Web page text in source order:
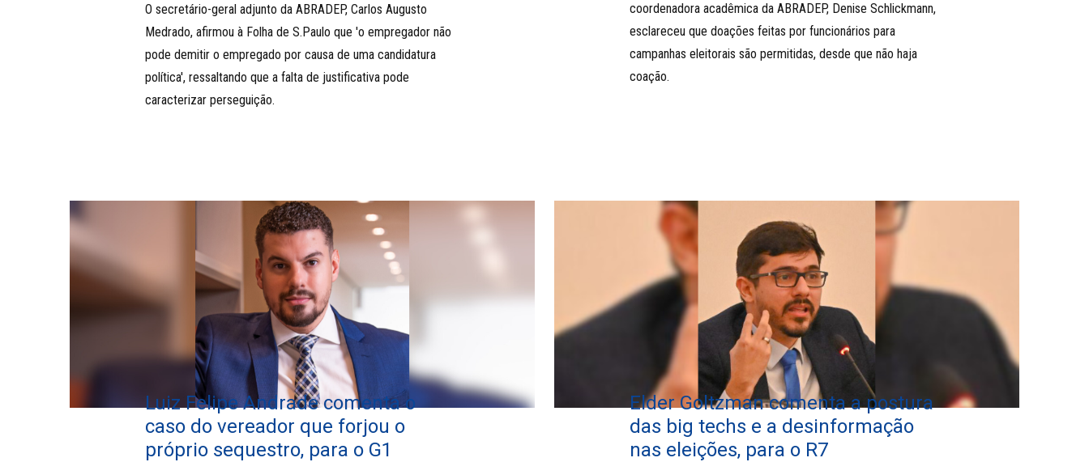
O secretário-geral adjunto da ABRADEP, Carlos Augusto
Medrado, afirmou à Folha de S.Paulo que 'o empregador não
pode demitir o empregado por causa de uma candidatura
política', ressaltando que a falta de justificativa pode
caracterizar perseguição.
coordenadora acadêmica da ABRADEP, Denise Schlickmann,
esclareceu que doações feitas por funcionários para
campanhas eleitorais são permitidas, desde que não haja
coação.
Luiz Felipe Andrade comenta o
caso do vereador que forjou o
próprio sequestro, para o G1
Elder Goltzman comenta a postura
das big techs e a desinformação
nas eleições, para o R7